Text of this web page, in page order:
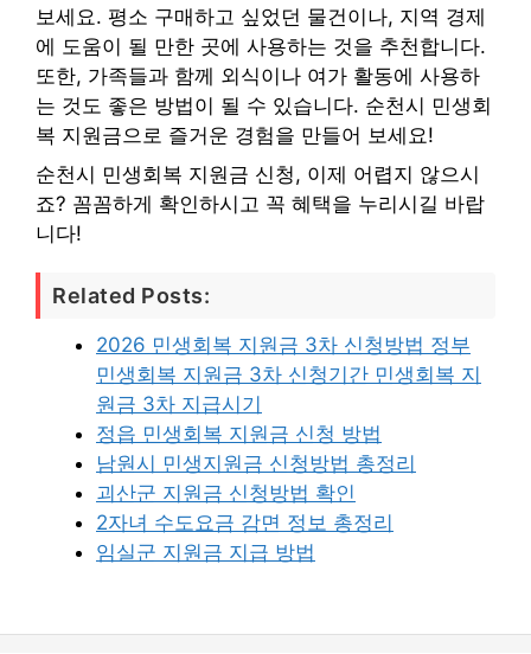
보세요. 평소 구매하고 싶었던 물건이나, 지역 경제
에 도움이 될 만한 곳에 사용하는 것을 추천합니다.
또한, 가족들과 함께 외식이나 여가 활동에 사용하
는 것도 좋은 방법이 될 수 있습니다. 순천시 민생회
복 지원금으로 즐거운 경험을 만들어 보세요!
순천시 민생회복 지원금 신청, 이제 어렵지 않으시
죠? 꼼꼼하게 확인하시고 꼭 혜택을 누리시길 바랍
니다!
Related Posts:
2026 민생회복 지원금 3차 신청방법 정부
민생회복 지원금 3차 신청기간 민생회복 지
원금 3차 지급시기
정읍 민생회복 지원금 신청 방법
남원시 민생지원금 신청방법 총정리
괴산군 지원금 신청방법 확인
2자녀 수도요금 감면 정보 총정리
임실군 지원금 지급 방법